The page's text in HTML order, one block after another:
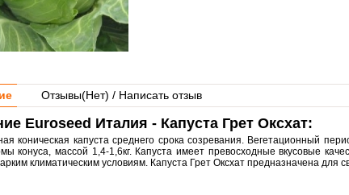
Отзывы(Нет) / Написать отзыв
Euroseed Италия - Капуста Грет Оксхат:
коническая капуста среднего срока созревания. Вегетационный
конуса, массой 1,4-1,6кг. Капуста имеет превосходные вкусовые
климатическим условиям. Капуста Грет Оксхат предназначена для